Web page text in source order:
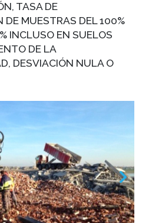
TASA DE
DE MUESTRAS DEL 100%
INCLUSO EN SUELOS
DE LA
DESVIACIÓN NULA O